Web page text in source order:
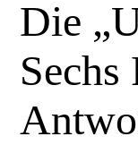
Die
Sechs